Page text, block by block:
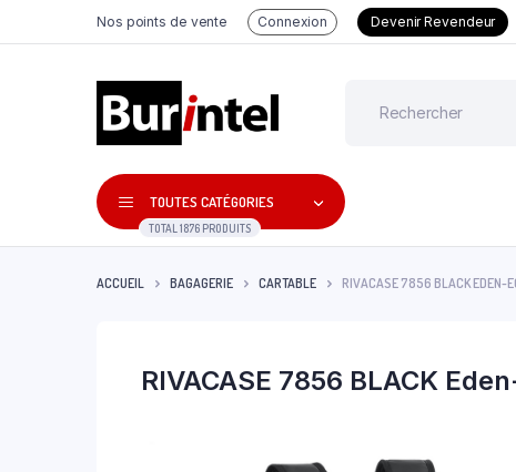
Nos points de vente Connexion Devenir Revendeur
TOUTES CATÉGORIES
TOTAL 1876 PRODUITS
ACCUEIL BAGAGERIE CARTABLE RIVACASE 7856 BLACK EDEN-
RIVACASE 7856 BLACK